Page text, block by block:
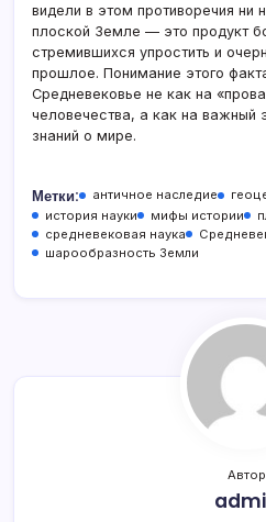
видели в этом противоречия ни
плоской Земле — это продукт
стремившихся упростить и
прошлое. Понимание этого
Средневековье не как на
человечества, а как на важный
знаний о мире.
Метки: античное наследие
история науки
мифы истории
средневековая наука
шарообразность Земли
Автор